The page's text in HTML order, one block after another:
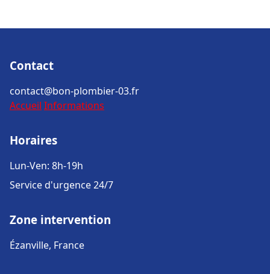
Contact
contact@bon-plombier-03.fr
Accueil Informations
Horaires
Lun-Ven: 8h-19h
Service d'urgence 24/7
Zone intervention
Ézanville, France